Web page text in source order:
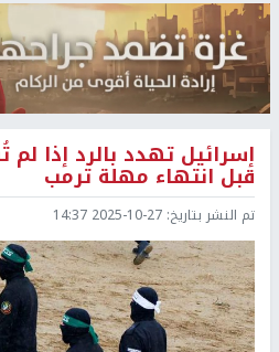
إسرائيل تهدد بالرد إذا
قبل انتهاء مهلة ترمب
تم النشر بتاريخ: 2025-10-27 14:37